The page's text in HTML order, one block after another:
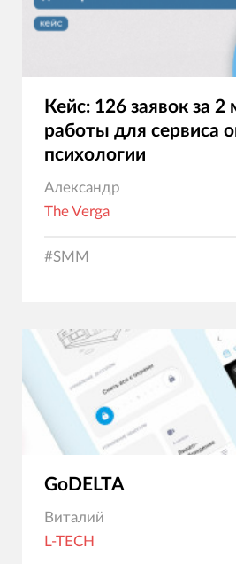
Кейс: 126 заявок за 2
работы для сервиса
психологии
Александр
The Verga
#SMM
GoDELTA
Виталий
L-TECH